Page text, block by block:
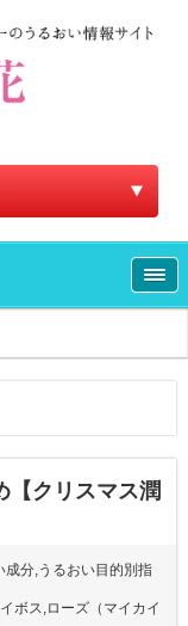
【クリスマス潤
成分,うるおい目的別指
ボス,ローズ（マイカイ